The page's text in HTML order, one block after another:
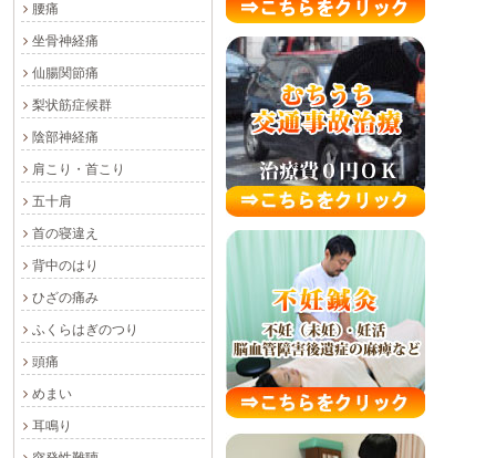
腰痛
坐骨神経痛
仙腸関節痛
梨状筋症候群
陰部神経痛
肩こり・首こり
五十肩
首の寝違え
背中のはり
ひざの痛み
ふくらはぎのつり
頭痛
めまい
耳鳴り